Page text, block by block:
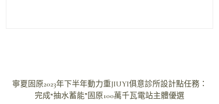
文
寧夏固原2023年下半年動力重JIUYI俱意診所設計點任務：
完成“抽水蓄能”固原100萬千瓦電站主體優選